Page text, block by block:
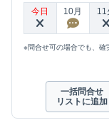
今日 10月 11
※問合せ可の場合でも、確
一括問合せ
リストに追加